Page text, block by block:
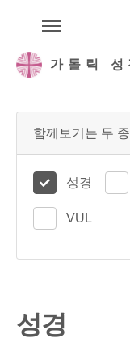
가톨릭 성
함께보기는 두
성경
VUL
성경